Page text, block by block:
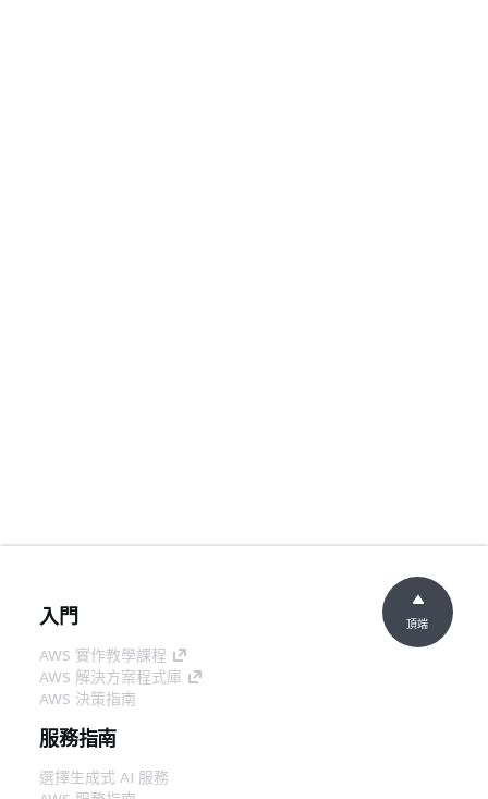
入門
AWS 實作教學課程
AWS 解決方案程式庫
AWS 決策指南
服務指南
選擇生成式 AI 服務
頂端